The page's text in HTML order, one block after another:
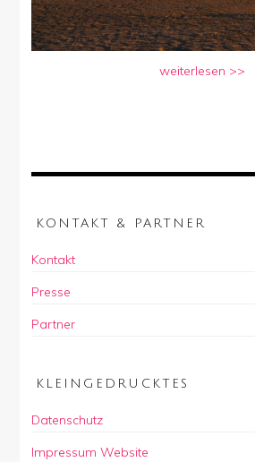
weiterlesen >>
KONTAKT & PARTNER
Kontakt
Presse
Partner
KLEINGEDRUCKTES
Datenschutz
Impressum Website